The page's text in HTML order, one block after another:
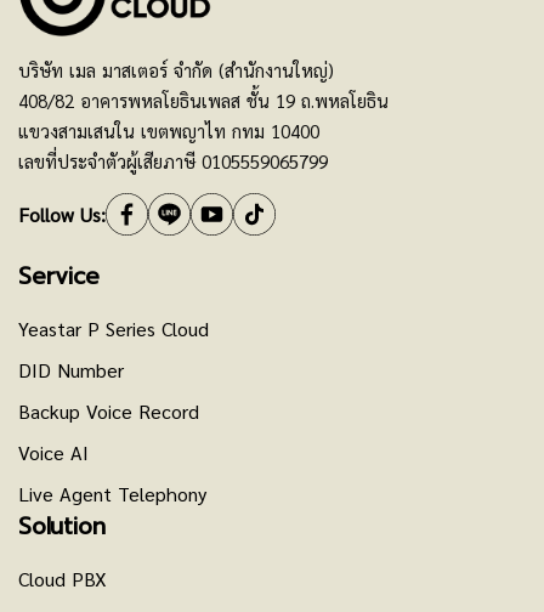
บริษัท เมล มาสเตอร์ จำกัด (สำนักงานใหญ่)
408/82 อาคารพหลโยธินเพลส ชั้น 19 ถ.พหลโยธิน
แขวงสามเสนใน เขตพญาไท กทม 10400
เลขที่ประจำตัวผู้เสียภาษี 0105559065799
Follow Us:
Service
Yeastar P Series Cloud
DID Number
Backup Voice Record
Voice AI
Live Agent Telephony
Solution
Cloud PBX